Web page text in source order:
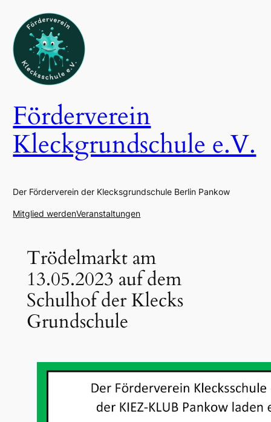
Inhalt
springen
Förderverein
Kleckgrundschule e.V.
Der Förderverein der Klecksgrundschule Berlin Pankow
Mitglied werdenVeranstaltungen
Trödelmarkt am
13.05.2023 auf dem
Schulhof der Klecks
Grundschule